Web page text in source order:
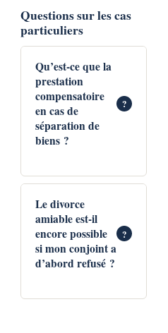
varie selon la
complexité du
dossier, les
mesures
provisoires
contestées et les
prestation
compensatoire.
judiciaire pour
vous représenter et
protéger vos droits.
En particulier, ne
laissez pas passer
les délais de
impératifs et leur
vous être
préjudiciable.
En effet, certains
pays ne
le divorce par acte
d’avocat, comme
le Maroc. Dans
cette situation, il
par un divorce
judiciaire.
Toutefois, vous
pouvez divorcer
devant le juge par
Questions sur les cas
particuliers
Qu’est-ce que la
prestation
compensatoire
en cas de
séparation de
biens ?
?
Sachez que votre
conjoint peut
demander une
prestation
Le divorce
amiable est-il
encore possible
si mon conjoint a
d’abord refusé ?
?